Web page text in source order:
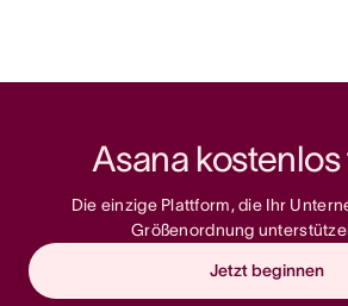
Asana
Die einzige Plattform, die Ihr
Größenordnung
Jetzt beginnen